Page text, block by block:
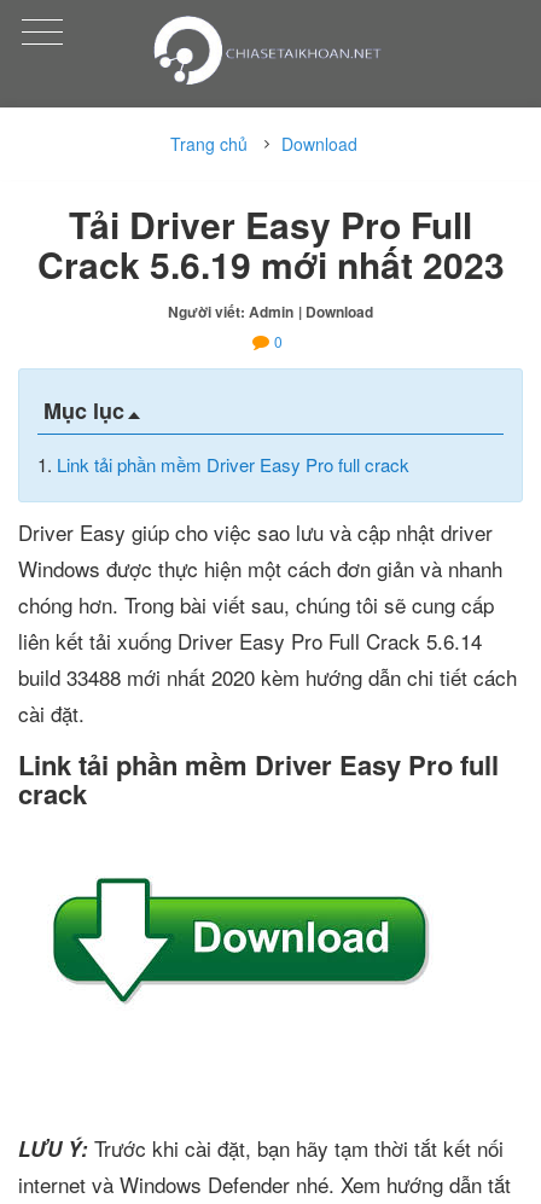
Trang chủ Download
Tải Driver Easy Pro Full
Crack 5.6.19 mới nhất 2023
Người viết: Admin | Download
0
Mục lục
1. Link tải phần mềm Driver Easy Pro full crack
Driver Easy giúp cho việc sao lưu và cập nhật driver
Windows được thực hiện một cách đơn giản và nhanh
chóng hơn. Trong bài viết sau, chúng tôi sẽ cung cấp
liên kết tải xuống Driver Easy Pro Full Crack 5.6.14
build 33488 mới nhất 2020 kèm hướng dẫn chi tiết cách
cài đặt.
Link tải phần mềm Driver Easy Pro full
crack
LƯU Ý: Trước khi cài đặt, bạn hãy tạm thời tắt kết nối
internet và Windows Defender nhé. Xem hướng dẫn tắt